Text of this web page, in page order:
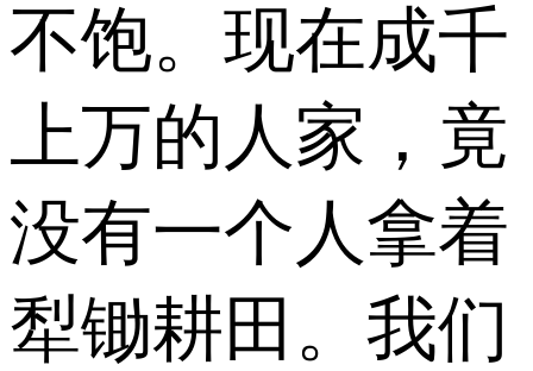
不饱。现在成千
上万的人家，竟
没有一个人拿着
犁锄耕田。我们